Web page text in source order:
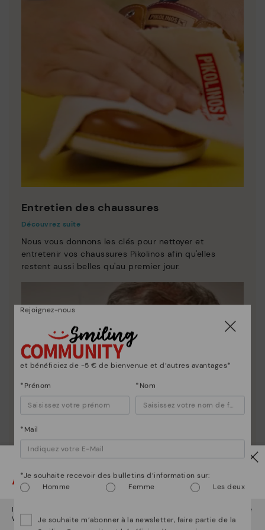
Entretien des chaussures
Découvrez suite
Nous vous donnons les clés pour nettoyer et
entretenir vos chaussures Pikolinos afin qu'elles
restent aussi belles qu'au premier jour.
Attention !
Il semble que vous êtes en
et vous allez accéder au site
Web deFrance.
Rejoignez-nous
et bénéficiez de -5 € de bienvenue et d’autres avantages*
*Prénom *Nom
*Mail
*Je souhaite recevoir des bulletins d’information sur:
Homme
Femme Les deux
Je souhaite m’abonner à la newsletter, faire partie de la